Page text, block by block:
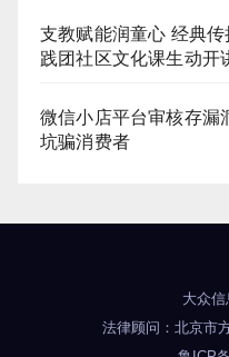
支教赋能润童心 经典
践团社区文化课生动开
微信小店平台审核存漏
坑骗消费者
大众信
法律顾问： 北京市